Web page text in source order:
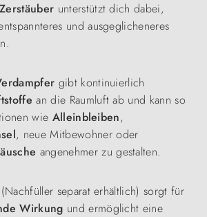
unterstützt dich dabei,
und ausgeglicheneres
gibt kontinuierlich
an die Raumluft ab und kann so
wie Alleinbleiben,
, neue Mitbewohner oder
angenehmer zu gestalten.
separat erhältlich) sorgt für
Wirkung und ermöglicht eine